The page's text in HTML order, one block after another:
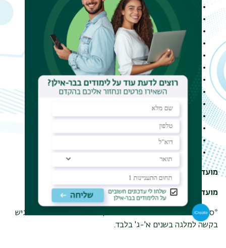
פנסיה
הכנסה אחרת
לנשואים: תלוש שכר + טופס 106 של בן/בת הזוג
שכ"ד מגורים במעונות
חוזה שכר דירה (כמשכיר או כשוכר או שניהם)
אישור עדכני על תשלום חודשי למשכנתה
הוצאות גנים/מעונות לילדים
הוצאות שכ"ל לישיבה/פנימיה
אישור על לימודים של אחים/ילדים
צילום רישיון רכב
תעודת שחרור ותעודת לוחם/תומך לחימה (אם יש).
מועד הגשה: יוני-אוגוסט.
מועד מאחרים: ספטמבר-נובמבר.
*סטודנטים במסלול השש-שנתי בפקולטה לרפואה רשאים להגיש
בקשה למלגה בשנים א'-ג' בלבד.